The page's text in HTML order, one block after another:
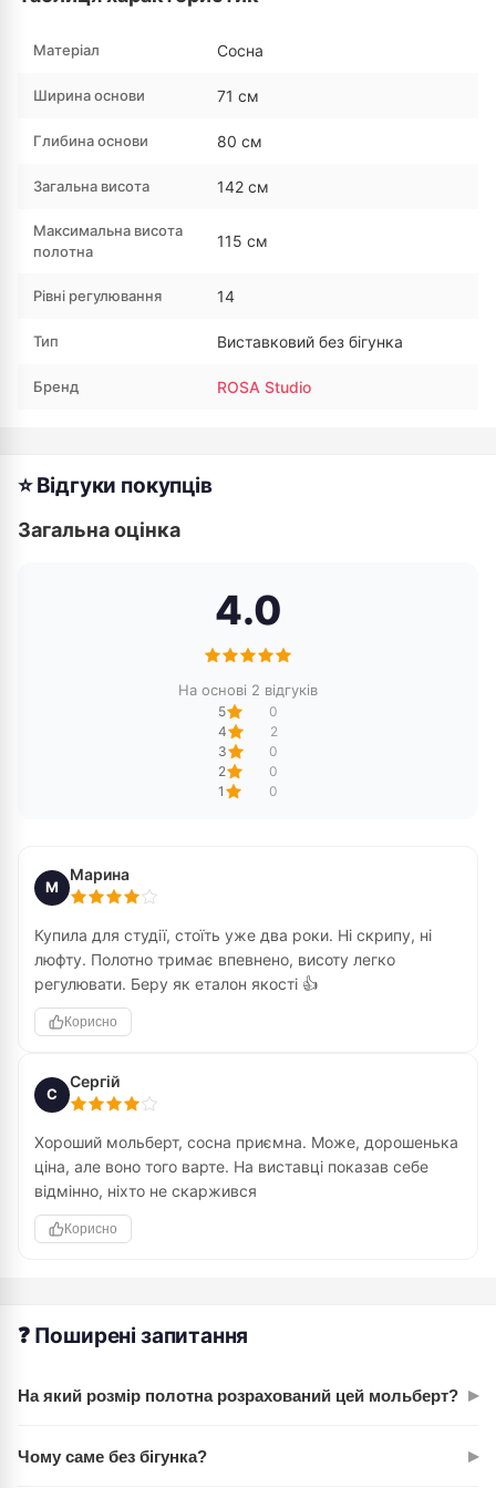
Матеріал Сосна
Ширина основи 71 см
Глибина основи 80 см
Загальна висота 142 см
Максимальна висота
полотна
115 см
Рівні регулювання 14
Тип Виставковий без бігунка
Бренд ROSA Studio
⭐ Відгуки покупців
Загальна оцінка
4.0
На основі 2 відгуків
5
0
4
2
3
0
2
0
1
0
М
Марина
Купила для студії, стоїть уже два роки. Ні скрипу, ні
люфту. Полотно тримає впевнено, висоту легко
регулювати. Беру як еталон якості 👍
Корисно
С
Сергій
Хороший мольберт, сосна приємна. Може, дорошенька
ціна, але воно того варте. На виставці показав себе
відмінно, ніхто не скаржився
Корисно
❓ Поширені запитання
На який розмір полотна розрахований цей мольберт? ▸
см, залежно від вашого підрамника. Прекрасно підходить
Чому саме без бігунка? ▸